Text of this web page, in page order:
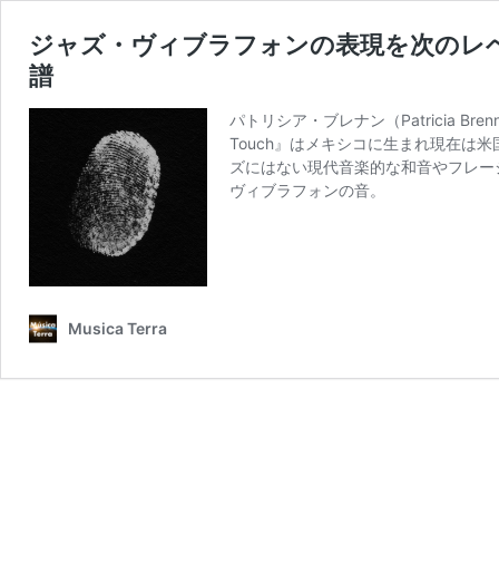
ジャズ・ヴィブラフォンの表現を次の
譜
パトリシア・ブレナン（Patricia
Touch』はメキシコに生まれ現在は
ズにはない現代音楽的な和音やフレ
ヴィブラフォンの音。
Musica Terra